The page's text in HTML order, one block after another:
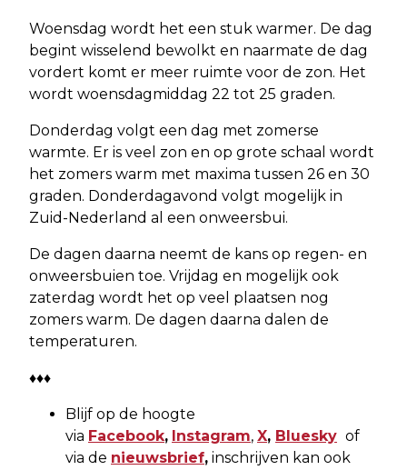
Woensdag wordt het een stuk warmer. De dag
begint wisselend bewolkt en naarmate de dag
vordert komt er meer ruimte voor de zon. Het
wordt woensdagmiddag 22 tot 25 graden.
Donderdag volgt een dag met zomerse
warmte. Er is veel zon en op grote schaal wordt
het zomers warm met maxima tussen 26 en 30
graden. Donderdagavond volgt mogelijk in
Zuid-Nederland al een onweersbui.
De dagen daarna neemt de kans op regen- en
onweersbuien toe. Vrijdag en mogelijk ook
zaterdag wordt het op veel plaatsen nog
zomers warm. De dagen daarna dalen de
temperaturen.
♦♦♦
Blijf op de hoogte
via Facebook, Instagram, X, Bluesky of
via de nieuwsbrief, inschrijven kan ook